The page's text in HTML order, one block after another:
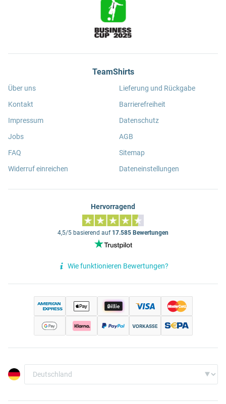
TeamShirts
Über uns
Kontakt
Impressum
Jobs
FAQ
Widerruf einreichen
Lieferung und Rückgabe
Barrierefreiheit
Datenschutz
AGB
Sitemap
Dateneinstellungen
Hervorragend
4,5/5 basierend auf 17.585 Bewertungen
Wie funktionieren Bewertungen?